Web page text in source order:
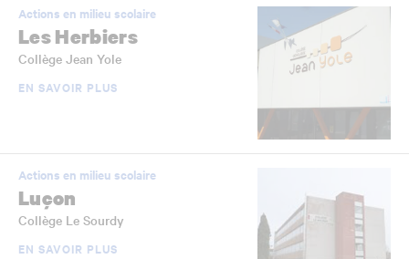
Actions en milieu scolaire
Les Herbiers
Collège Jean Yole
EN SAVOIR PLUS
Actions en milieu scolaire
Luçon
Collège Le Sourdy
EN SAVOIR PLUS